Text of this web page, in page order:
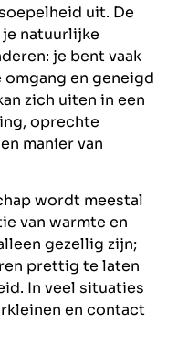
uit. De
natuurlijke
je bent vaak
en geneigd
zich uiten in een
oprechte
manier van
wordt meestal
van warmte en
gezellig zijn;
prettig te laten
In veel situaties
en contact